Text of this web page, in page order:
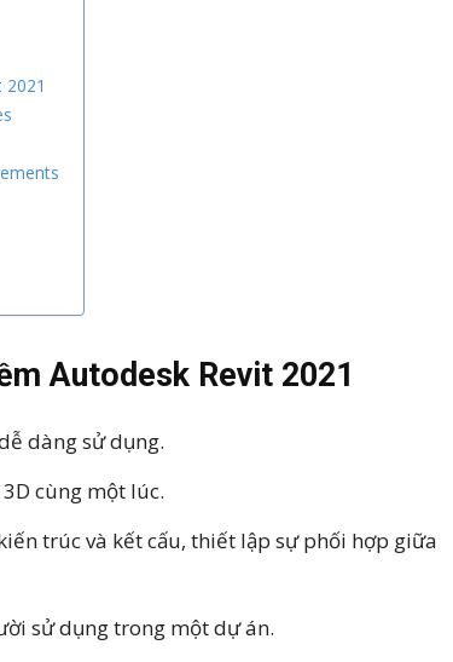
Autodesk Revit 2021
dàng sử dụng.
cùng một lúc.
​​trúc và kết cấu, thiết lập sự phối hợp giữa
sử dụng trong một dự án.